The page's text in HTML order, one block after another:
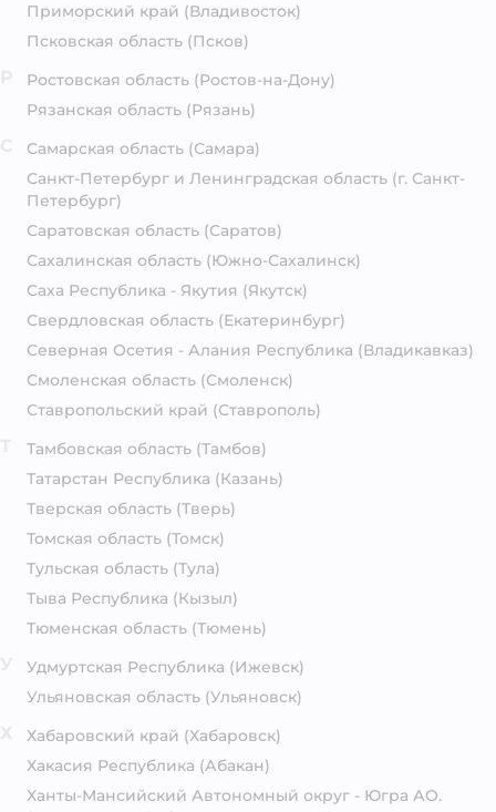
Приморский край (Владивосток)
Псковская область (Псков)
Ростовская область (Ростов-на-Дону)
Рязанская область (Рязань)
Самарская область (Самара)
Санкт-Петербург и Ленинградская область (г. Санкт-
Петербург)
Саратовская область (Саратов)
Сахалинская область (Южно-Сахалинск)
Саха Республика - Якутия (Якутск)
Свердловская область (Екатеринбург)
Северная Осетия - Алания Республика (Владикавказ)
Смоленская область (Смоленск)
Ставропольский край (Ставрополь)
Тамбовская область (Тамбов)
Татарстан Республика (Казань)
Тверская область (Тверь)
Томская область (Томск)
Тульская область (Тула)
Тыва Республика (Кызыл)
Тюменская область (Тюмень)
Удмуртская Республика (Ижевск)
Ульяновская область (Ульяновск)
Хабаровский край (Хабаровск)
Хакасия Республика (Абакан)
Ханты-Мансийский Автономный округ - Югра АО.